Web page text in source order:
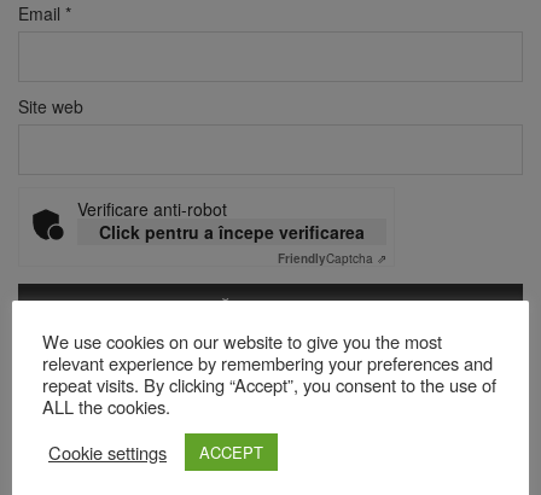
Email *
Site web
Verificare anti-robot
Click pentru a începe verificarea
FriendlyCaptcha ⇗
Acest site folosește Akismet pentru a reduce spamul.Află cum
sunt procesate datele comentariilor tale.
We use cookies on our website to give you the most
relevant experience by remembering your preferences and
repeat visits. By clicking “Accept”, you consent to the use of
ALL the cookies.
Cookie settings
ACCEPT